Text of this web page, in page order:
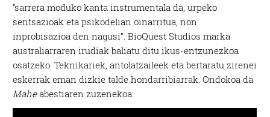
“sarrera moduko kanta instrumentala da, urpeko
sentsazioak eta psikodelian oinarritua, non
inprobisazioa den nagusi”. BioQuest Studios marka
australiarraren irudiak baliatu ditu ikus-entzunezkoa
osatzeko. Teknikariek, antolatzaileek eta bertaratu zirenei
eskerrak eman dizkie talde hondarribiarrak. Ondokoa da
Maheabestiaren zuzenekoa: